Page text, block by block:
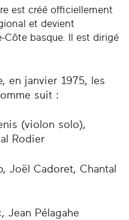
est créé officiellement
et devient
Côte basque. Il est dirigé
en janvier 1975, les
suit :
(violon solo),
Rodier
Joël Cadoret, Chantal
Jean Pélagahe